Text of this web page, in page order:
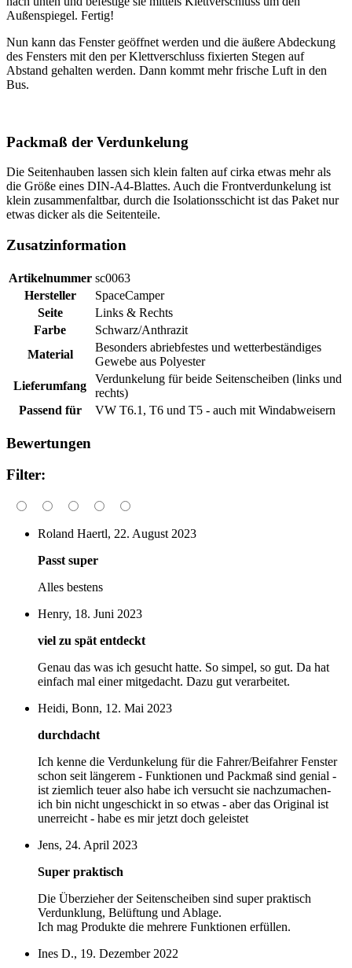
Außenspiegel. Fertig!
Nun kann das Fenster geöffnet werden und die äußere Abdeckung
des Fensters mit den per Klettverschluss fixierten Stegen auf
Abstand gehalten werden. Dann kommt mehr frische Luft in den
Bus.
Packmaß der Verdunkelung
Die Seitenhauben lassen sich klein falten auf cirka etwas mehr als
die Größe eines DIN-A4-Blattes. Auch die Frontverdunkelung ist
klein zusammenfaltbar, durch die Isolationsschicht ist das Paket nur
etwas dicker als die Seitenteile.
Zusatzinformation
Artikelnummer sc0063
Hersteller
SpaceCamper
Seite
Links & Rechts
Farbe
Schwarz/Anthrazit
Material
Besonders abriebfestes und wetterbeständiges
Gewebe aus Polyester
Lieferumfang
Verdunkelung für beide Seitenscheiben (links und
rechts)
Passend für
VW T6.1, T6 und T5 - auch mit Windabweisern
Bewertungen
Filter:
Roland Haertl, 22. August 2023
Passt super
Alles bestens
Henry, 18. Juni 2023
viel zu spät entdeckt
Genau das was ich gesucht hatte. So simpel, so gut. Da hat
einfach mal einer mitgedacht. Dazu gut verarbeitet.
Heidi, Bonn, 12. Mai 2023
durchdacht
Ich kenne die Verdunkelung für die Fahrer/Beifahrer Fenster
schon seit längerem - Funktionen und Packmaß sind genial -
ist ziemlich teuer also habe ich versucht sie nachzumachen-
ich bin nicht ungeschickt in so etwas - aber das Original ist
unerreicht - habe es mir jetzt doch geleistet
Jens, 24. April 2023
Super praktisch
Die Überzieher der Seitenscheiben sind super praktisch
Verdunklung, Belüftung und Ablage.
Ich mag Produkte die mehrere Funktionen erfüllen.
Ines D., 19. Dezember 2022